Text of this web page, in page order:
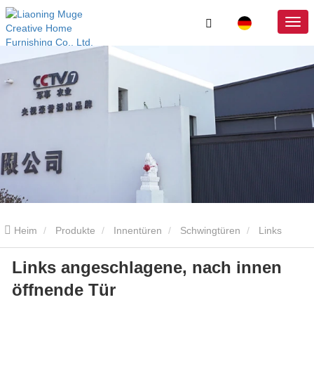
Heim Produkte Innentüren Schwingtüren
angeschlagene, nach innen öffnende Tür
Links angeschlagene, nach innen
öffnende Tür